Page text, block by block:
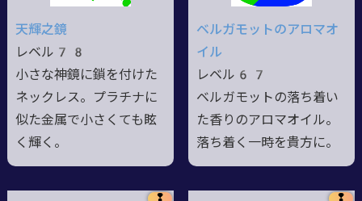
天輝之鏡
レベル78
小さな神鏡に鎖を付けた
ネックレス。プラチナに
似た金属で小さくても眩
く輝く。
ベルガモットのアロマオ
イル
レベル67
ベルガモットの落ち着い
た香りのアロマオイル。
落ち着く一時を貴方に。
❢ ❢